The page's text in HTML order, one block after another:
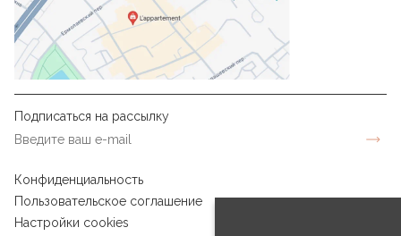
Подписаться на рассылку
Конфиденциальность
Пользовательское соглашение
Настройки cookies